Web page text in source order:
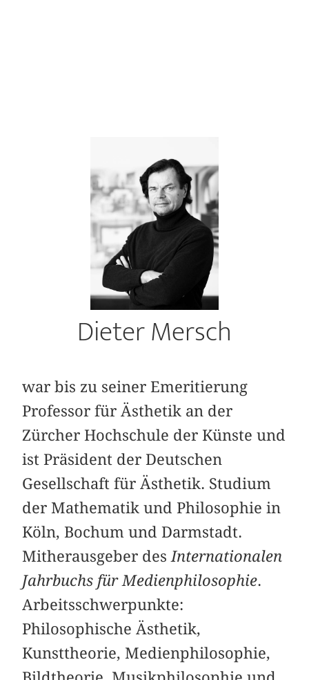
Dieter Mersch
war bis zu seiner Emeritierung
Professor für Ästhetik an der
Zürcher Hochschule der Künste und
ist Präsident der Deutschen
Gesellschaft für Ästhetik. Studium
der Mathematik und Philosophie in
Köln, Bochum und Darmstadt.
Mitherausgeber des Internationalen
Jahrbuchs für Medienphilosophie.
Arbeitsschwerpunkte:
Philosophische Ästhetik,
Kunsttheorie, Medienphilosophie,